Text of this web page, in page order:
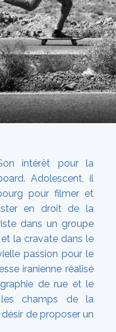
intérêt pour la
Adolescent, il
pour filmer et
en droit de la
dans un groupe
la cravate dans le
passion pour le
iranienne réalisé
de rue et le
les champs de la
de proposer un